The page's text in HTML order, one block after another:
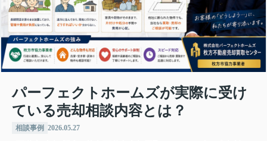
パーフェクトホームズが実際に受け
ている売却相談内容とは？
相談事例 2026.05.27